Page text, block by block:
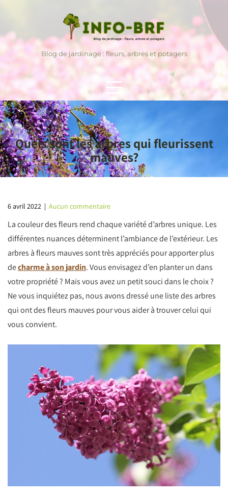
content
Blog de jardinage : fleurs, arbres et potagers
Quels sont les arbres qui fleurissent
mauves?
6 avril 2022 | Aucun commentaire
La couleur des fleurs rend chaque variété d’arbres unique. Les
différentes nuances déterminent l’ambiance de l’extérieur. Les
arbres à fleurs mauves sont très appréciés pour apporter plus
decharme à son jardin. Vous envisagez d’en planter un dans
votre propriété ? Mais vous avez un petit souci dans le choix ?
Ne vous inquiétez pas, nous avons dressé une liste des arbres
qui ont des fleurs mauves pour vous aider à trouver celui qui
vous convient.